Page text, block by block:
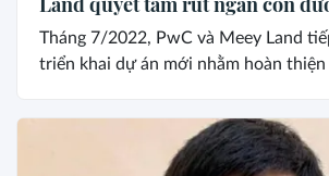
Tháng 7/2022, PwC và Meey Land
triển khai dự án mới nhằm hoàn thiện